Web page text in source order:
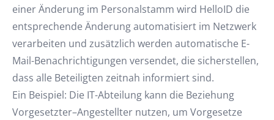
einer Änderung im Personalstamm wird HelloID die
entsprechende Änderung automatisiert im Netzwerk
verarbeiten und zusätzlich werden automatische E-
Mail-Benachrichtigungen versendet, die sicherstellen,
dass alle Beteiligten zeitnah informiert sind.
Ein Beispiel: Die IT-Abteilung kann die Beziehung
Vorgesetzter–Angestellter nutzen, um Vorgesetze